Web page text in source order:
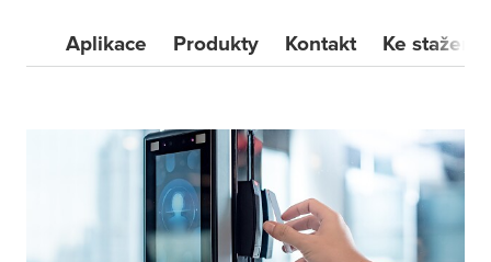
Aplikace Produkty Kontakt Ke stažení